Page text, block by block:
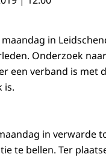
in
Onderzoek
een verband is met
is.
in verwarde
te bellen. Ter